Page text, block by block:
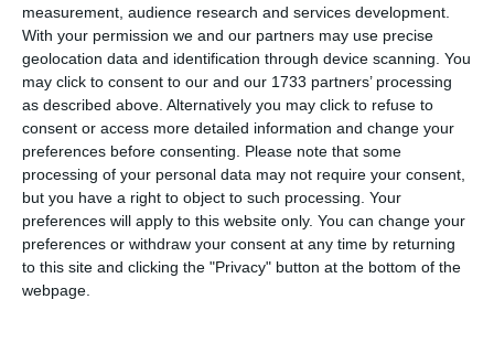
measurement, audience research and services development.
With your permission we and our partners may use precise
geolocation data and identification through device scanning. You
may click to consent to our and our 1733 partners’ processing
as described above. Alternatively you may click to refuse to
consent or access more detailed information and change your
preferences before consenting. Please note that some
processing of your personal data may not require your consent,
but you have a right to object to such processing. Your
preferences will apply to this website only. You can change your
preferences or withdraw your consent at any time by returning
to this site and clicking the "Privacy" button at the bottom of the
webpage.
Nava centrală prezenta o intrare impunătoare, cu
ancadrament gotic arcuit în acoladă, cu uși masive de lemn
și ferestre laterale cu vitralii, având deasupra un panou
arcuit în ogivă, cu fereastră biforă și peste acesta – Tablele
Legii încadrate de arcaturi ogivale, iar în vârf – steaua
lui David. Navele laterale prezentau, de asemenea, în fațada
principală, câte o ușă, fiecare având deasupra, în ax, câte o
fereastră circulară cu steaua lui David.
Citește și: